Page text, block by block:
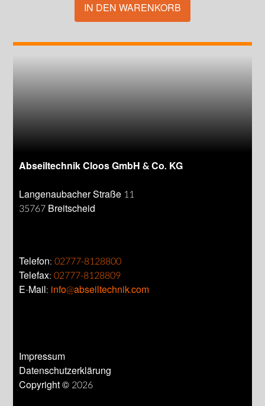
IN DEN WARENKORB
Abseiltechnik Cloos GmbH & Co. KG
Langenaubacher Straße 11
35767 Breitscheid
Telefon:02777-8128800
Telefax:02777-8128809
E-Mail: info@abseiltechnik.com
Impressum
Datenschutzerklärung
Copyright © 2026